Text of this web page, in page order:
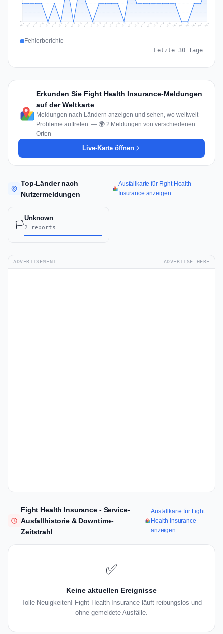
1
1
Jul 8 Jul 9 Jul 10 Jul 11 Jul 12 Jul 13 Jul 14 Jul 15 Jul 16 Jul 17 Jul 18 Jul 19 Jul 20 Jul 21 Jul 22 Jul 23 Jul 24 Jul 25 Jul 26 Jul 27 Jul 28 Jul 29 Jul 30 Jul 31 Aug 1 Aug 2 Aug 3 Aug 4 Aug 5 Aug 6
Fehlerberichte
Letzte 30 Tage
Erkunden Sie Fight Health Insurance-Meldungen
auf der Weltkarte
Meldungen nach Ländern anzeigen und sehen, wo weltweit
Probleme auftreten. — 🌍 2 Meldungen von verschiedenen
Orten
Live-Karte öffnen
Top-Länder nach
Nutzermeldungen
Ausfallkarte für Fight Health
Insurance anzeigen
🏳️
Unknown
2 reports
ADVERTISEMENT ADVERTISE HERE
Fight Health Insurance - Service-
Ausfallhistorie & Downtime-
Zeitstrahl
Ausfallkarte für Fight
Health Insurance
anzeigen
✅
Keine aktuellen Ereignisse
Tolle Neuigkeiten! Fight Health Insurance läuft reibungslos und
ohne gemeldete Ausfälle.